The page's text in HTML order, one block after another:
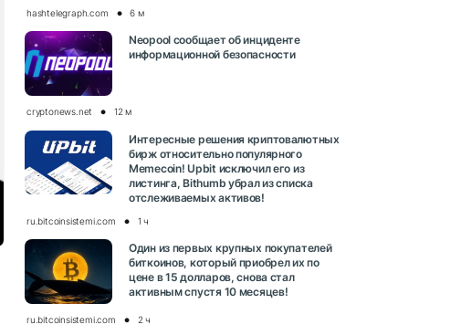
hashtelegraph.com 6 м
Neopool сообщает об инциденте
информационной безопасности
cryptonews.net 12 м
Интересные решения криптовалютных
бирж относительно популярного
Memecoin! Upbit исключил его из
листинга, Bithumb убрал из списка
отслеживаемых активов!
ru.bitcoinsistemi.com 1 ч
Один из первых крупных покупателей
биткоинов, который приобрел их по
цене в 15 долларов, снова стал
активным спустя 10 месяцев!
ru.bitcoinsistemi.com 2 ч